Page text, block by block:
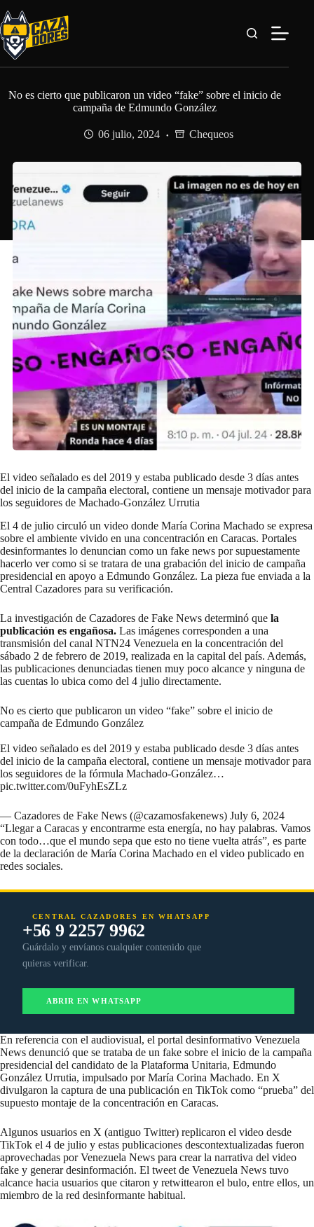
al
contenido
No es cierto que publicaron un video “fake” sobre el inicio de
campaña de Edmundo González
06 julio, 2024 Chequeos
El video señalado es del 2019 y estaba publicado desde 3 días antes
del inicio de la campaña electoral, contiene un mensaje motivador para
los seguidores de Machado-González Urrutia
El 4 de julio circuló un video donde María Corina Machado se expresa
sobre el ambiente vivido en una concentración en Caracas. Portales
desinformantes lo denuncian como un fake news por supuestamente
hacerlo ver como si se tratara de una grabación del inicio de campaña
presidencial en apoyo a Edmundo González. La pieza fue enviada a la
Central Cazadores para su verificación.
La investigación de Cazadores de Fake News determinó que la
publicación es engañosa. Las imágenes corresponden a una
transmisión del canal NTN24 Venezuela en la concentración del
sábado 2 de febrero de 2019, realizada en la capital del país. Además,
las publicaciones denunciadas tienen muy poco alcance y ninguna de
las cuentas lo ubica como del 4 julio directamente.
No es cierto que publicaron un video “fake” sobre el inicio de
campaña de Edmundo González
El video señalado es del 2019 y estaba publicado desde 3 días antes
del inicio de la campaña electoral, contiene un mensaje motivador para
los seguidores de la fórmula Machado-González…
pic.twitter.com/0uFyhEsZLz
— Cazadores de Fake News (@cazamosfakenews) July 6, 2024
“Llegar a Caracas y encontrarme esta energía, no hay palabras. Vamos
con todo…que el mundo sepa que esto no tiene vuelta atrás”, es parte
de la declaración de María Corina Machado en el video publicado en
redes sociales.
CENTRAL CAZADORES EN WHATSAPP
+56 9 2257 9962
Guárdalo y envíanos cualquier contenido que
quieras verificar.
ABRIR EN WHATSAPP
En referencia con el audiovisual, el portal desinformativo Venezuela
News denunció que se trataba de un fake sobre el inicio de la campaña
presidencial del candidato de la Plataforma Unitaria, Edmundo
González Urrutia, impulsado por María Corina Machado. En X
divulgaron la captura de una publicación en TikTok como “prueba” del
supuesto montaje de la concentración en Caracas.
Algunos usuarios en X (antiguo Twitter) replicaron el video desde
TikTok el 4 de julio y estas publicaciones descontextualizadas fueron
aprovechadas por Venezuela News para crear la narrativa del video
fake y generar desinformación. El tweet de Venezuela News tuvo
alcance hacia usuarios que citaron y retwittearon el bulo, entre ellos, un
miembro de la red desinformante habitual.